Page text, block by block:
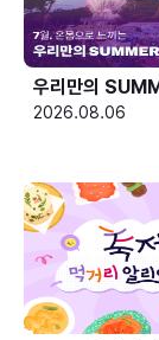
우리만의
2026.08.06